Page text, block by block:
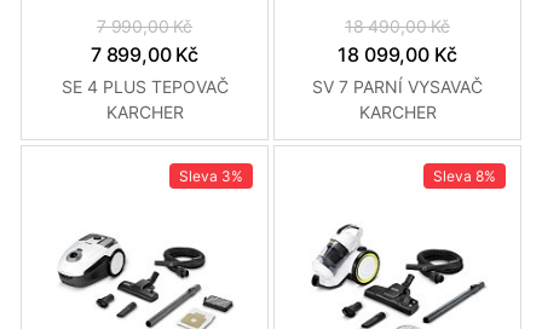
7 990,00 Kč
7 899,00 Kč
SE 4 PLUS TEPOVAČ
KARCHER
18 490,00 Kč
18 099,00 Kč
SV 7 PARNÍ VYSAVAČ
KARCHER
Sleva 3% Sleva 8%